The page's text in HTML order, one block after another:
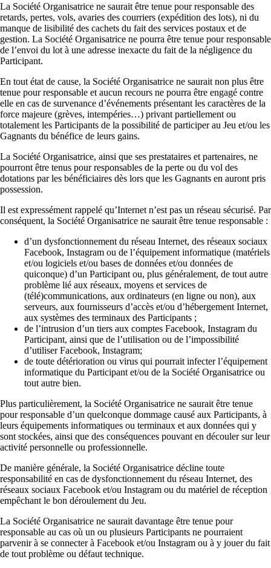
La Société Organisatrice ne saurait être tenue pour responsable des
retards, pertes, vols, avaries des courriers (expédition des lots), ni du
manque de lisibilité des cachets du fait des services postaux et de
gestion. La Société Organisatrice ne pourra être tenue pour responsable
de l’envoi du lot à une adresse inexacte du fait de la négligence du
Participant.
En tout état de cause, la Société Organisatrice ne saurait non plus être
tenue pour responsable et aucun recours ne pourra être engagé contre
elle en cas de survenance d’événements présentant les caractères de la
force majeure (grèves, intempéries…) privant partiellement ou
totalement les Participants de la possibilité de participer au Jeu et/ou les
Gagnants du bénéfice de leurs gains.
La Société Organisatrice, ainsi que ses prestataires et partenaires, ne
pourront être tenus pour responsables de la perte ou du vol des
dotations par les bénéficiaires dès lors que les Gagnants en auront pris
possession.
Il est expressément rappelé qu’Internet n’est pas un réseau sécurisé. Par
conséquent, la Société Organisatrice ne saurait être tenue responsable :
d’un dysfonctionnement du réseau Internet, des réseaux sociaux
Facebook, Instagram ou de l’équipement informatique (matériels
et/ou logiciels et/ou bases de données et/ou données de
quiconque) d’un Participant ou, plus généralement, de tout autre
problème lié aux réseaux, moyens et services de
(télé)communications, aux ordinateurs (en ligne ou non), aux
serveurs, aux fournisseurs d’accès et/ou d’hébergement Internet,
aux systèmes des terminaux des Participants ;
de l’intrusion d’un tiers aux comptes Facebook, Instagram du
Participant, ainsi que de l’utilisation ou de l’impossibilité
d’utiliser Facebook, Instagram;
de toute détérioration ou virus qui pourrait infecter l’équipement
informatique du Participant et/ou de la Société Organisatrice ou
tout autre bien.
Plus particulièrement, la Société Organisatrice ne saurait être tenue
pour responsable d’un quelconque dommage causé aux Participants, à
leurs équipements informatiques ou terminaux et aux données qui y
sont stockées, ainsi que des conséquences pouvant en découler sur leur
activité personnelle ou professionnelle.
De manière générale, la Société Organisatrice décline toute
responsabilité en cas de dysfonctionnement du réseau Internet, des
réseaux sociaux Facebook et/ou Instagram ou du matériel de réception
empêchant le bon déroulement du Jeu.
La Société Organisatrice ne saurait davantage être tenue pour
responsable au cas où un ou plusieurs Participants ne pourraient
parvenir à se connecter à Facebook et/ou Instagram ou à y jouer du fait
de tout problème ou défaut technique.